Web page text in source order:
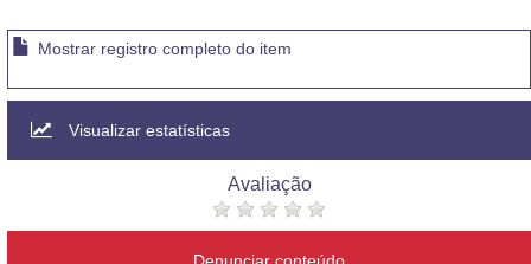
Mostrar registro completo do item
Visualizar estatísticas
Avaliação